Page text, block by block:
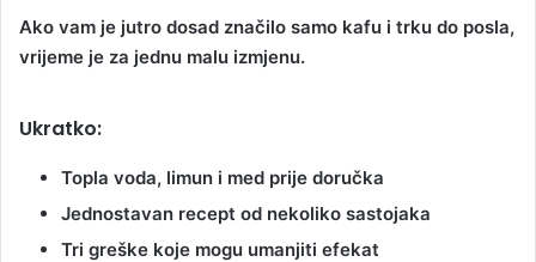
Ako vam je jutro dosad značilo samo kafu i trku do posla,
vrijeme je za jednu malu izmjenu.
Ukratko:
Topla voda, limun i med prije doručka
Jednostavan recept od nekoliko sastojaka
Tri greške koje mogu umanjiti efekat